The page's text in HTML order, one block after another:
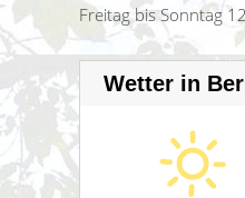
Freitag bis Sonntag
Wetter in